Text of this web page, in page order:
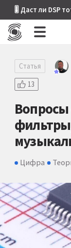
🎚 Даст ли DSP
Статья
13
Цифра